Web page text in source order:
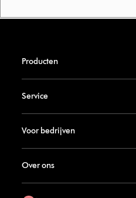
Producten
Service
Voor bedrijven
Over ons